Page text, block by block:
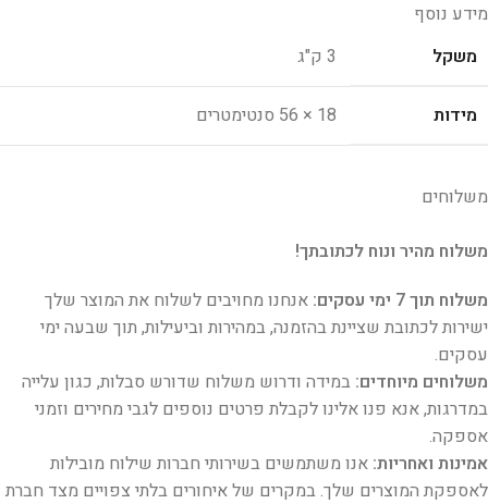
מידע נוסף
משקל
3 ק"ג
מידות 18 × 56 סנטימטרים
משלוחים
משלוח מהיר ונוח לכתובתך!
משלוח תוך 7 ימי עסקים:
אנחנו מחויבים לשלוח את המוצר שלך
ישירות לכתובת שציינת בהזמנה, במהירות וביעילות, תוך שבעה ימי
עסקים.
משלוחים מיוחדים: במידה ודרוש משלוח שדורש סבלות, כגון עלייה
במדרגות, אנא פנו אלינו לקבלת פרטים נוספים לגבי מחירים וזמני
אספקה.
אמינות ואחריות: אנו משתמשים בשירותי חברות שילוח מובילות
לאספקת המוצרים שלך. במקרים של איחורים בלתי צפויים מצד חברת